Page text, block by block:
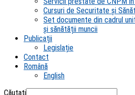
Cursuri de Securitate și
Set documente din cadrul
și sănătății muncii
Publicații
Legislație
Contact
Română
English
Căutați